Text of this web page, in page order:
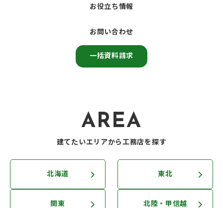
お役立ち情報
お問い合わせ
一括資料請求
AREA
建てたいエリアから工務店を探す
北海道 東北
関東 北陸・甲信越